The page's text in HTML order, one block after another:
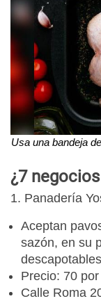
Usa una bandeja
¿7
1. Panadería
Aceptan
sazón, en su
Precio: 70
Calle Roma